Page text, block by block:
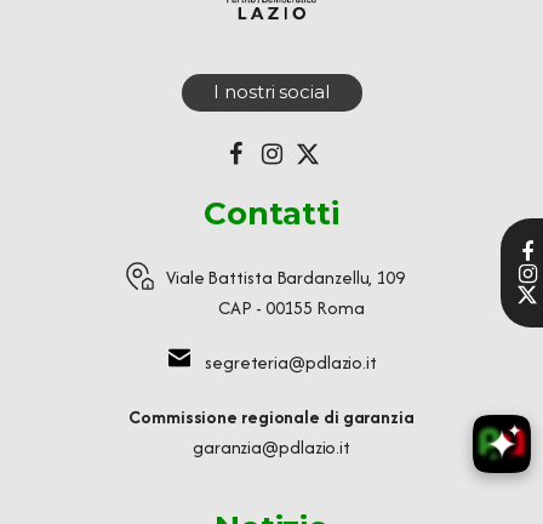
I nostri social
Contatti
Viale Battista Bardanzellu, 109
CAP - 00155 Roma
segreteria@pdlazio.it
Commissione regionale di garanzia
garanzia@pdlazio.it